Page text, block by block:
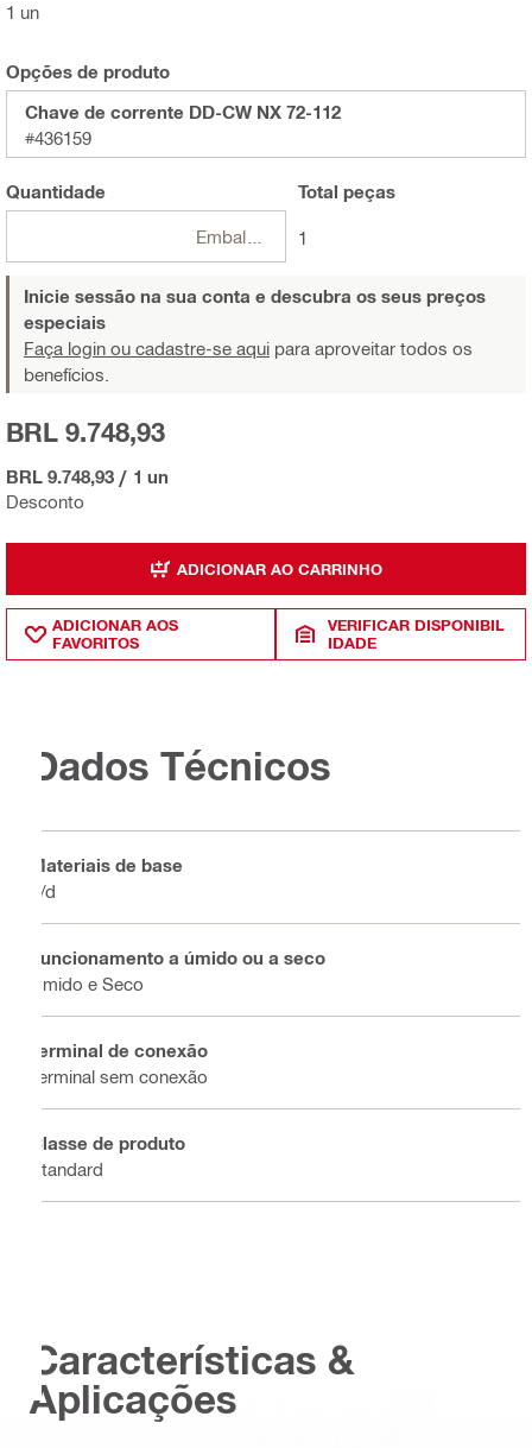
1 un
Opções de produto
Chave de corrente DD-CW NX 72-112
#436159
Quantidade
Embalagens
Total peças
1
Inicie sessão na sua conta e descubra os seus preços
especiais
Faça login ou cadastre-se aqui para aproveitar todos os
benefícios.
Desconto
BRL 9.748,93
BRL 9.748,93 / 1 un
ADICIONAR AO CARRINHO
ADICIONAR AOS
FAVORITOS
VERIFICAR DISPONIBIL
IDADE
Dados Técnicos
Materiais de base
n/d
Funcionamento a úmido ou a seco
Úmido e Seco
Terminal de conexão
Terminal sem conexão
Classe de produto
Standard
Características &
Aplicações